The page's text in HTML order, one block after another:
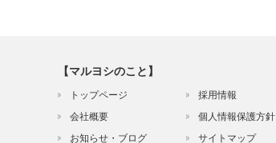
【マルヨシのこと】
トップページ
会社概要
お知らせ・ブログ
採用情報
個人情報保護方針
サイトマップ